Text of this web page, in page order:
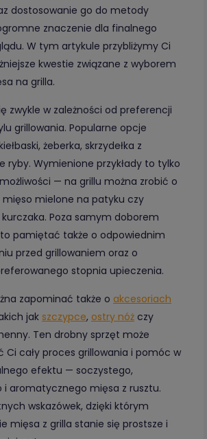
dostosowanie go do metody
znaczenie dla finalnego
W tym artykule przybliżymy Ci
kwestie związane z wyborem
na grilla.
zwykle w zależności od preferencji
grillowania. Popularne opcje
żeberka, skrzydełka z
ryby. Wymienione przykłady to tylko
— na grillu można zrobić o
mięso mielone na patyku czy
Poza samym doborem
pamiętać także o odpowiednim
przed grillowaniem oraz o
stopnia upieczenia.
zapominać także o akcesoriach
jak szczypce, ostry nóż czy
Ten drobny sprzęt może
Ci cały proces grillowania i pomóc w
efektu — soczystego,
i aromatycznego mięsa z rusztu.
wskazówek, dzięki którym
mięsa z grilla stanie się prostsze i